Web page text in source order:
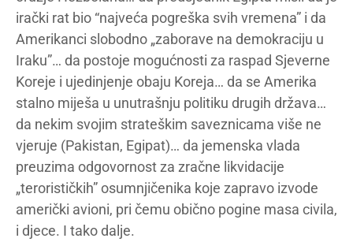
irački rat bio “najveća pogreška svih vremena” i da
Amerikanci slobodno „zaborave na demokraciju u
Iraku”… da postoje mogućnosti za raspad Sjeverne
Koreje i ujedinjenje obaju Koreja… da se Amerika
stalno miješa u unutrašnju politiku drugih država…
da nekim svojim strateškim saveznicama više ne
vjeruje (Pakistan, Egipat)… da jemenska vlada
preuzima odgovornost za zračne likvidacije
„terorističkih” osumnjičenika koje zapravo izvode
američki avioni, pri čemu obično pogine masa civila,
i djece. I tako dalje.